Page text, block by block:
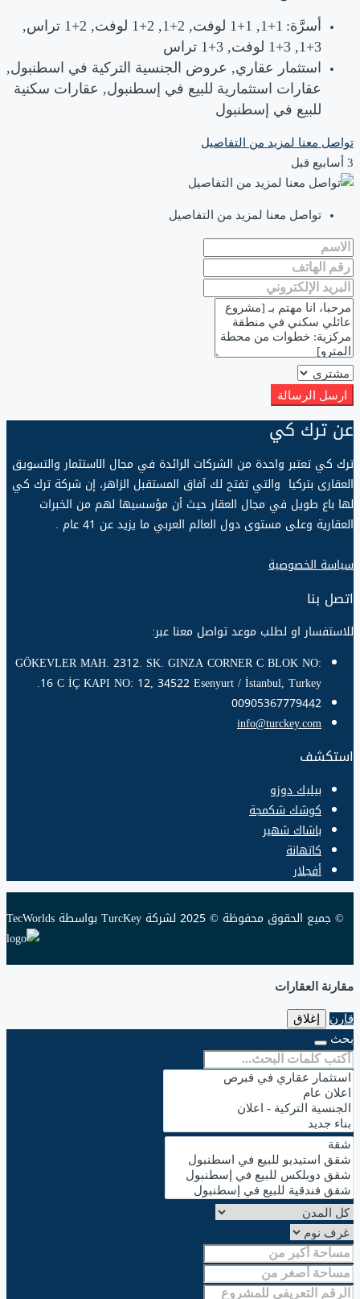
أسرَّة:
1+1, 1+1 لوفت, 2+1, 2+1 لوفت, 2+1 تراس,
3+1, 3+1 لوفت, 3+1 تراس
استثمار عقاري, عروض الجنسية التركية في اسطنبول,
عقارات استثمارية للبيع في إسطنبول, عقارات سكنية
للبيع في إسطنبول
تواصل معنا لمزيد من التفاصيل
تواصل معنا لمزيد من التفاصيل
ارسل الرسالة
عن ترك كي
ترك كي تعتبر واحدة من الشركات الرائدة في مجال الاستثمار والتسويق
العقارى بتركيا والتي تفتح لك آفاق المستقبل الزاهر، إن شركة ترك كي
لها باع طويل في مجال العقار حيث أن مؤسسيها لهم من الخبرات
العقارية وعلى مستوى دول العالم العربي ما يزيد عن 14 عام .
سياسة الخصوصية
اتصل بنا
للاستفسار او لطلب موعد تواصل معنا عبر:
GÖKEVLER MAH. 2312. SK. GINZA CORNER C BLOK NO:
16 C İÇ KAPI NO: 12, 34522 Esenyurt / İstanbul, Turkey.
00905367779442
info@turckey.com
استكشف
بيليك دوزو
كوشك شكمجة
باشاك شهير
كاتهانة
أفجلار
© جميع الحقوق محفوظة © 2025 لشركة TurcKey بواسطة TecWorlds
مقارنة العقارات
قارن
إغلاق
بحث